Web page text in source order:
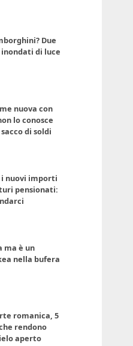
Due
di luce
nuova con
lo conosce
di soldi
nuovi importi
pensionati:
ma è un
nella bufera
romanica, 5
rendono
aperto